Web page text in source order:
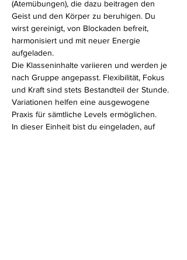
(Atemübungen), die dazu beitragen den
Geist und den Körper zu beruhigen. Du
wirst gereinigt, von Blockaden befreit,
harmonisiert und mit neuer Energie
aufgeladen.
Die Klasseninhalte variieren und werden je
nach Gruppe angepasst. Flexibilität, Fokus
und Kraft sind stets Bestandteil der Stunde.
Variationen helfen eine ausgewogene
Praxis für sämtliche Levels ermöglichen.
In dieser Einheit bist du eingeladen, auf